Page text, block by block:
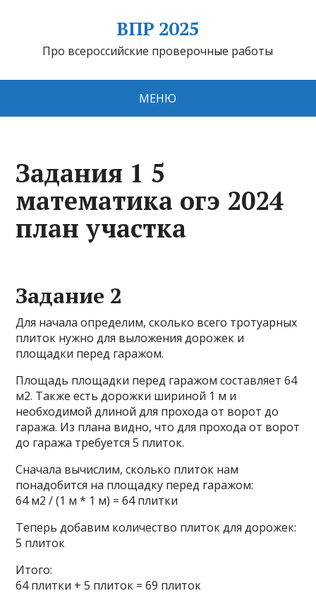
ВПР 2025
Про всероссийские проверочные работы
МЕНЮ
Задания 1 5
математика огэ 2024
план участка
Задание 2
Для начала определим, сколько всего тротуарных
плиток нужно для выложения дорожек и
площадки перед гаражом.
Площадь площадки перед гаражом составляет 64
м2. Также есть дорожки шириной 1 м и
необходимой длиной для прохода от ворот до
гаража. Из плана видно, что для прохода от ворот
до гаража требуется 5 плиток.
Сначала вычислим, сколько плиток нам
понадобится на площадку перед гаражом:
64 м2 / (1 м * 1 м) = 64 плитки
Теперь добавим количество плиток для дорожек:
5 плиток
Итого:
64 плитки + 5 плиток = 69 плиток